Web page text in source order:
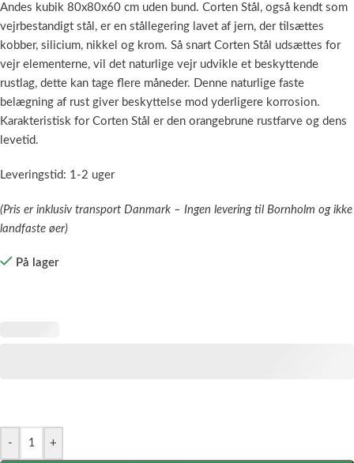
Andes kubik 80x80x60 cm uden bund. Corten Stål, også kendt som
vejrbestandigt stål, er en stållegering lavet af jern, der tilsættes
kobber, silicium, nikkel og krom. Så snart Corten Stål udsættes for
vejr elementerne, vil det naturlige vejr udvikle et beskyttende
rustlag, dette kan tage flere måneder. Denne naturlige faste
belægning af rust giver beskyttelse mod yderligere korrosion.
Karakteristisk for Corten Stål er den orangebrune rustfarve og dens
levetid.
Leveringstid: 1-2 uger
(Pris er inklusiv transport Danmark – Ingen levering til Bornholm og ikke
landfaste øer)
På lager
- +